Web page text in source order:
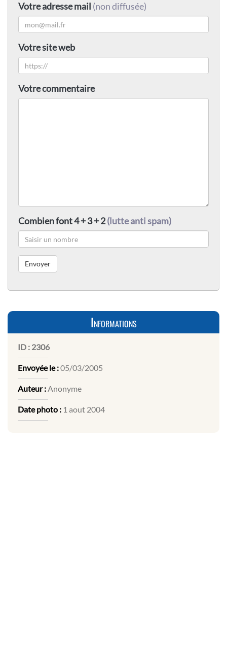
Votre adresse mail (non diffusée)
Votre site web
Votre commentaire
Combien font 4 + 3 + 2(lutte anti spam)
Informations
ID : 2306
Envoyée le :05/03/2005
Auteur :Anonyme
Date photo : 1 aout 2004